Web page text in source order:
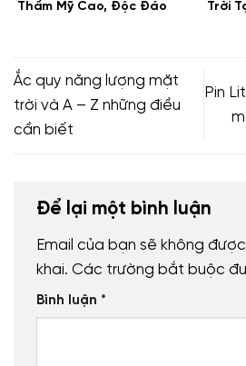
Thẩm Mỹ Cao, Độc Đáo
Trời
Ắc quy năng lượng mặt
trời và A – Z những điều
cần biết
Pin
Để lại một bình luận
Email của bạn sẽ không
khai. Các trường bắt buộc
Bình luận *